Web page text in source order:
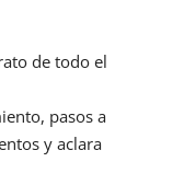
de todo el
pasos a
y aclara